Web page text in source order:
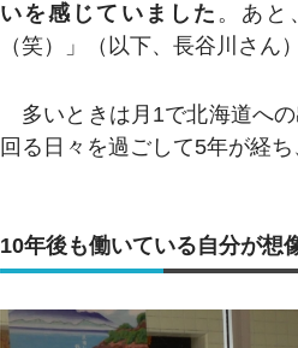
いを感じていました 。あと
（笑）」（以下、長谷川さん）
多いときは月1で北海道へ
回る日々を過ごして5年が経
10年後も働いている自分が想